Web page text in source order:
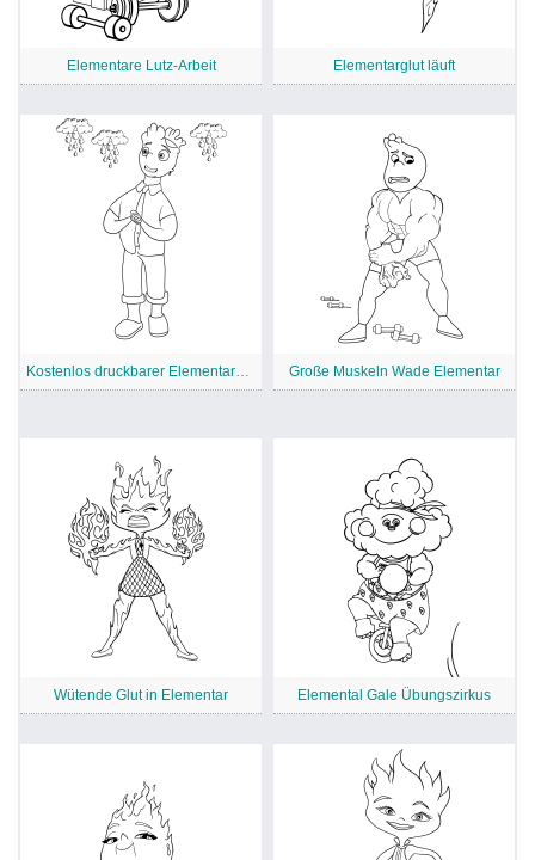
Elementare Lutz-Arbeit Elementarglut läuft
Kostenlos druckbarer Elementarcharakter Große Muskeln Wade Elementar
Wütende Glut in Elementar Elemental Gale Übungszirkus